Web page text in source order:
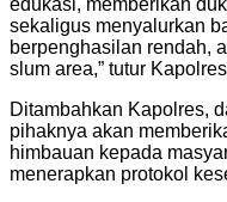
sekaligus menyalurkan
berpenghasilan rendah,
slum area,” tutur
Ditambahkan Kapolres,
pihaknya akan
himbauan kepada
menerapkan protokol